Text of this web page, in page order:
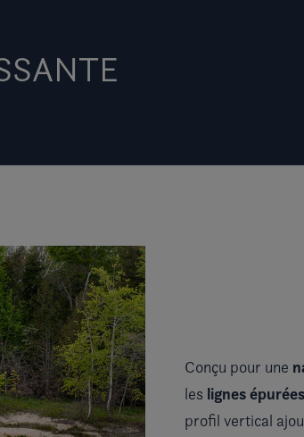
Conçu pour une
les lignes
profil vertical